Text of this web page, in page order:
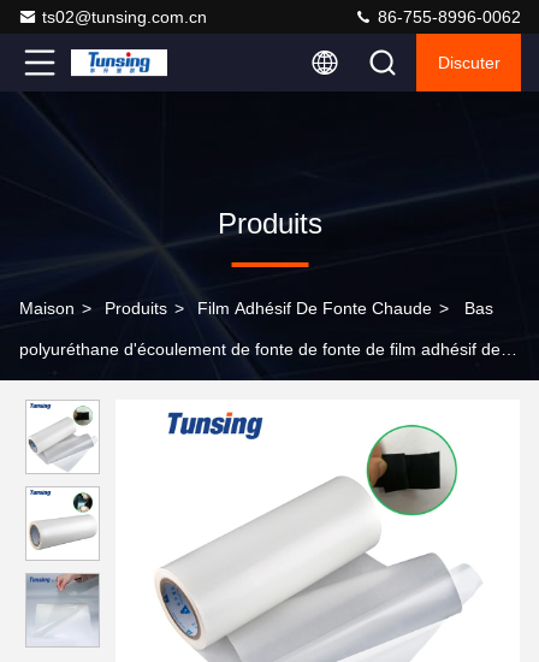
ts02@tunsing.com.cn 86-755-8996-0062
Discuter
Produits
Maison > Produits > Film Adhésif De Fonte Chaude > Bas
polyuréthane d'écoulement de fonte de fonte de film adhésif de